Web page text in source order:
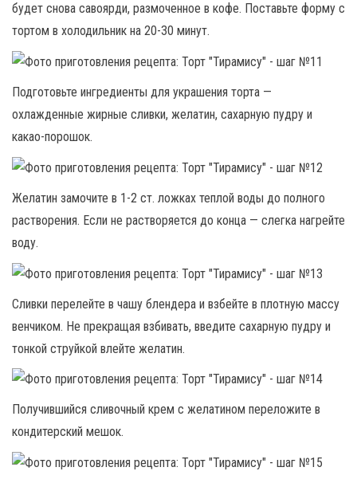
будет снова савоярди, размоченное в кофе. Поставьте форму с
тортом в холодильник на 20-30 минут.
Подготовьте ингредиенты для украшения торта —
охлажденные жирные сливки, желатин, сахарную пудру и
какао-порошок.
Желатин замочите в 1-2 ст. ложках теплой воды до полного
растворения. Если не растворяется до конца — слегка нагрейте
воду.
Сливки перелейте в чашу блендера и взбейте в плотную массу
венчиком. Не прекращая взбивать, введите сахарную пудру и
тонкой струйкой влейте желатин.
Получившийся сливочный крем с желатином переложите в
кондитерский мешок.